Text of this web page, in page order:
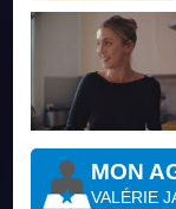
MON
VALÉRIE